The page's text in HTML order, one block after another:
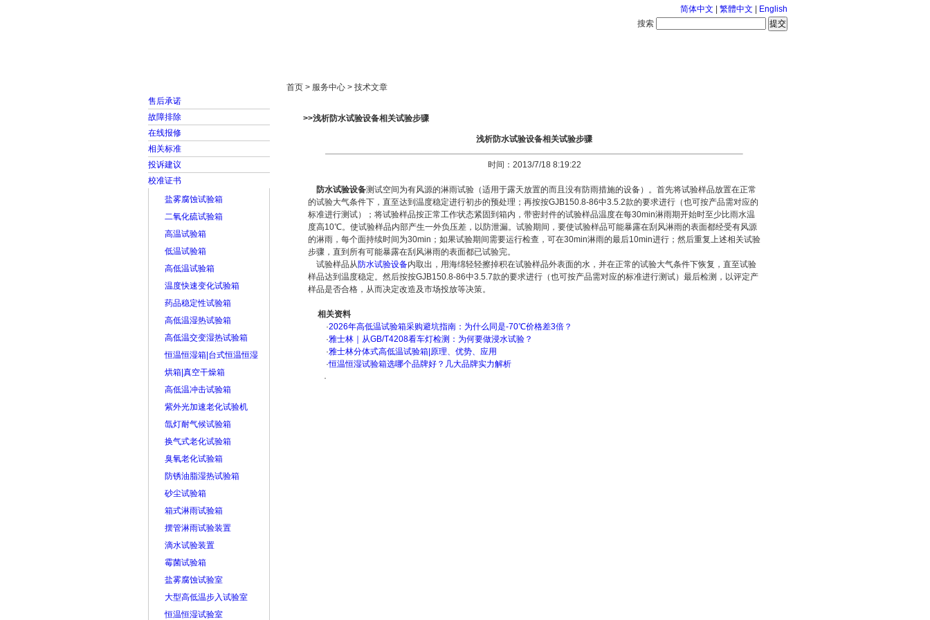
简体中文 繁體中文
English
搜索
售后承诺
故障排除
在线报修
相关标准
投诉建议
校准证书
盐雾腐蚀试验箱
二氧化硫试验箱
高温试验箱
低温试验箱
高低温试验箱
温度快速变化试验箱
药品稳定性试验箱
高低温湿热试验箱
高低温交变湿热试验箱
恒温恒湿箱|台式恒温恒湿
烘箱|真空干燥箱
高低温冲击试验箱
紫外光加速老化试验机
氙灯耐气候试验箱
换气式老化试验箱
臭氧老化试验箱
防锈油脂湿热试验箱
砂尘试验箱
箱式淋雨试验箱
摆管淋雨试验装置
滴水试验装置
霉菌试验箱
盐雾腐蚀试验室
大型高低温步入试验室
恒温恒湿试验室
首页 > 服务中心 > 技术文章
>>浅析防水试验设备相关试验步骤
浅析防水试验设备相关试验步骤
时间：2013/7/18 8:19:22
防水试验设备测试空间为有风源的淋雨试验（适用于露天放置的而且没有防雨措施的设备）。首先将试验样品放置在正常
的试验大气条件下，直至达到温度稳定进行初步的预处理；再按按GJB150.8-86中3.5.2款的要求进行（也可按产品需对应的
标准进行测试）；将试验样品按正常工作状态紧固到箱内，带密封件的试验样品温度在每30min淋雨期开始时至少比雨水温
度高10℃。使试验样品内部产生一外负压差，以防泄漏。试验期间，要使试验样品可能暴露在刮风淋雨的表面都经受有风源
的淋雨，每个面持续时间为30min；如果试验期间需要运行检查，可在30min淋雨的最后10min进行；然后重复上述相关试验
步骤，直到所有可能暴露在刮风淋雨的表面都已试验完。
试验样品从防水试验设备内取出，用海绵轻轻擦掉积在试验样品外表面的水，并在正常的试验大气条件下恢复，直至试验
样品达到温度稳定。然后按按GJB150.8-86中3.5.7款的要求进行（也可按产品需对应的标准进行测试）最后检测，以评定产
样品是否合格，从而决定改造及市场投放等决策。
相关资料
·2026年高低温试验箱采购避坑指南：为什么同是-70℃价格差3倍？
·雅士林｜从GB/T4208看车灯检测：为何要做浸水试验？
·雅士林分体式高低温试验箱|原理、优势、应用
·恒温恒湿试验箱选哪个品牌好？几大品牌实力解析
·